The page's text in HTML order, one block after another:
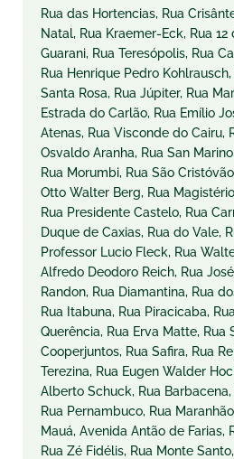
Rua das Hortencias, Rua
Natal, Rua Kraemer-Eck, Rua 12
Guarani, Rua Teresópolis, Rua
Rua Henrique Pedro
Santa Rosa, Rua Júpiter, Rua
Estrada do Carlão, Rua Emílio
Atenas, Rua Visconde do Cairu,
Osvaldo Aranha, Rua San
Rua Morumbi, Rua São
Otto Walter Berg, Rua
Rua Presidente Castelo, Rua
Duque de Caxias, Rua do Vale,
Professor Lucio Fleck, Rua
Alfredo Deodoro Reich, Rua
Randon, Rua Diamantina, Rua
Rua Itabuna, Rua Piracicaba,
Querência, Rua Erva Matte, Rua
Cooperjuntos, Rua Safira, Rua
Terezina, Rua Eugen Walder
Alberto Schuck, Rua
Rua Pernambuco, Rua
Mauá, Avenida Antão de Farias,
Rua Zé Fidélis, Rua Monte